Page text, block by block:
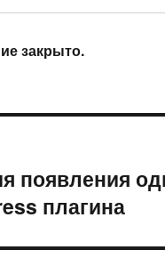
закрыто.
появления
плагина